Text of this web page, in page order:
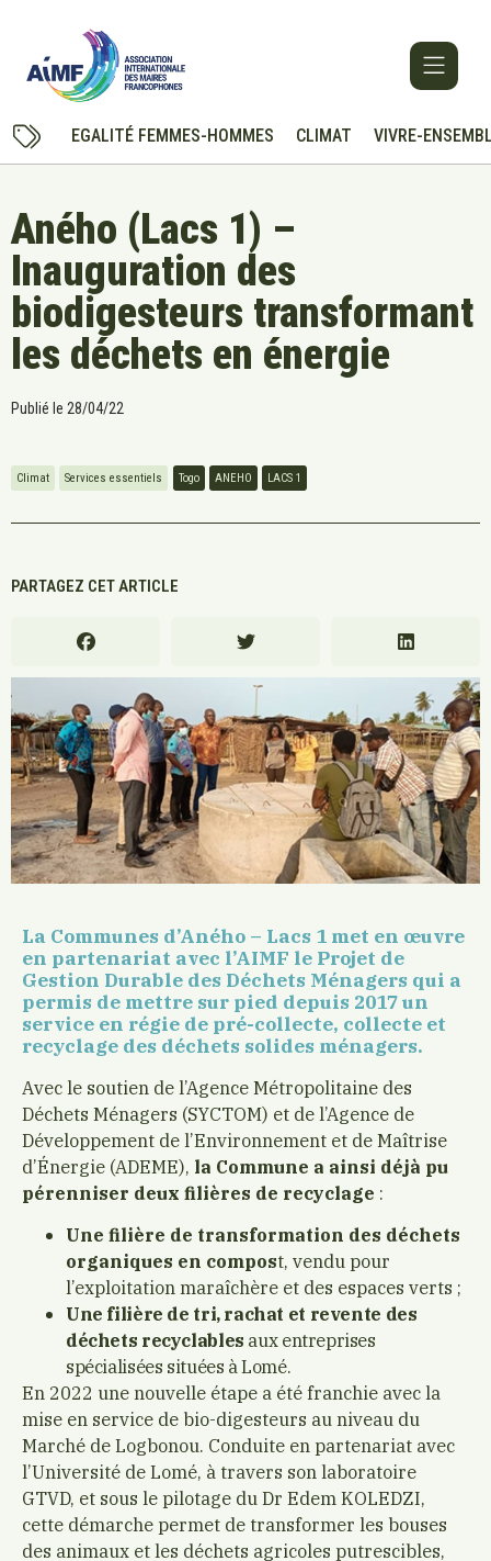
EGALITÉ FEMMES-HOMMES CLIMAT VIVRE-
Aného (Lacs 1) –
Inauguration des
biodigesteurs transformant
les déchets en énergie
Publié le 28/04/22
Climat Services essentiels Togo ANEHO LACS 1
PARTAGEZ CET ARTICLE
La Communes d’Aného – Lacs 1 met en œuvre
en partenariat avec l’AIMF le Projet de
Gestion Durable des Déchets Ménagers qui a
permis de mettre sur pied depuis 2017 un
service en régie de pré-collecte, collecte et
recyclage des déchets solides ménagers.
Avec le soutien de l’Agence Métropolitaine des
Déchets Ménagers (SYCTOM) et de l’Agence de
Développement de l’Environnement et de Maîtrise
d’Énergie (ADEME), la Commune a ainsi déjà pu
pérenniser deux filières de recyclage :
Une filière de transformation des déchets
organiques en compost, vendu pour
l’exploitation maraîchère et des espaces verts ;
Une filière de tri, rachat et revente des
déchets recyclables aux entreprises
spécialisées situées à Lomé.
En 2022 une nouvelle étape a été franchie avec la
mise en service de bio-digesteurs au niveau du
Marché de Logbonou. Conduite en partenariat avec
l’Université de Lomé, à travers son laboratoire
GTVD, et sous le pilotage du Dr Edem KOLEDZI,
cette démarche permet de transformer les bouses
des animaux et les déchets agricoles putrescibles,